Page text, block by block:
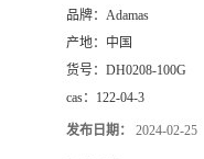
品牌： Adamas
产地： 中国
货号： DH0208-100G
cas： 122-04-3
发布日期： 2024-02-25